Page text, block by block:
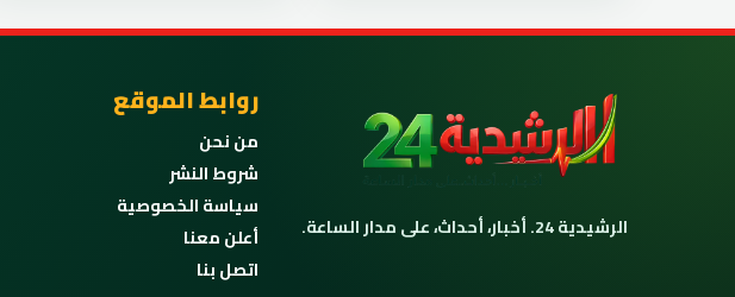
الرشيدية 24. أخبار، أحداث، على مدار الساعة.
روابط الموقع
من نحن
شروط النشر
سياسة الخصوصية
أعلن معنا
اتصل بنا